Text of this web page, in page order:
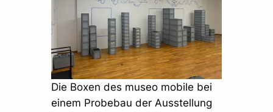
Die Boxen des museo mobile bei
einem Probebau der Ausstellung